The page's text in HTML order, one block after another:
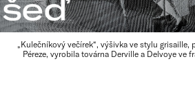
„Kulečníkový večírek“, výšivka ve stylu grisaille,
Péreze, vyrobila továrna Derville a Delvoye ve